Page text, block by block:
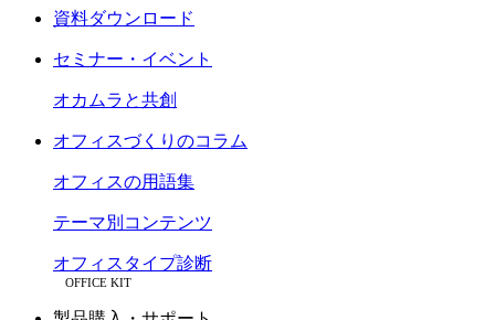
資料ダウンロード
セミナー・イベント
オカムラと共創
オフィスづくりのコラム
オフィスの用語集
テーマ別コンテンツ
オフィスタイプ診断
OFFICE KIT